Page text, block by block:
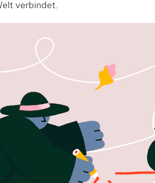
verbindet.